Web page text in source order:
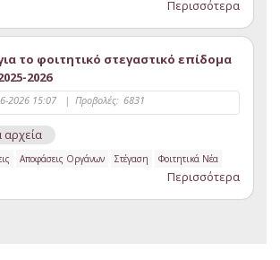
Περισσότερα
το φοιτητικό στεγαστικό επίδομα
2026
2026 15:07 | Προβολές: 6831
Αποφάσεις Οργάνων Στέγαση Φοιτητικά Νέα
Περισσότερα